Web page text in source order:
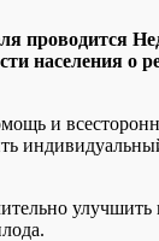
проводится
населения о
и
улучшить